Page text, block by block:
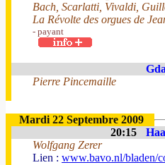
Bach, Scarlatti, Vivaldi,
La Révolte des orgues de
- payant
Pierre Pincemaille
Mardi 22 Septembre 2009
20:15
Wolfgang Zerer
Lien : www.bavo.nl/bladen/